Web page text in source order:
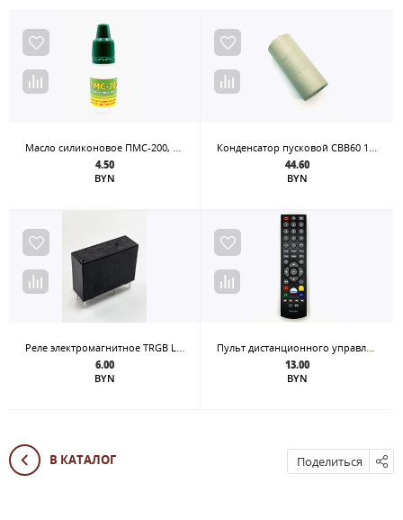
Масло силиконовое ПМС-200, 10мл
4.50
BYN
Конденсатор пусковой CBB60 100 мкФ 450VAC
44.60
BYN
Реле электромагнитное TRGB L-SS-1 24DM, 24V, 5А/250VAC
6.00
BYN
Пульт дистанционного управления GS8306 для DVB рессиверов бренда Триколор
13.00
BYN
В КАТАЛОГ Поделиться